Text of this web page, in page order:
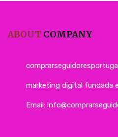
ABOUT COMPANY
marketing digital fundada
Email: